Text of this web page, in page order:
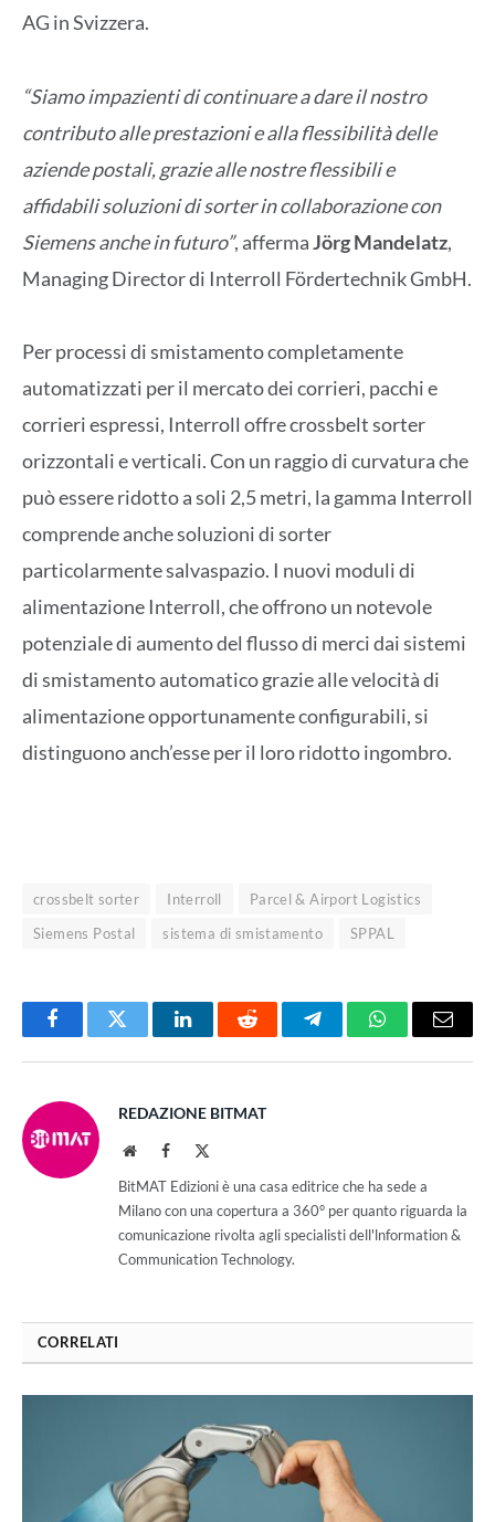
AG in Svizzera.
“Siamo impazienti di continuare a dare il nostro
contributo alle prestazioni e alla flessibilità delle
aziende postali, grazie alle nostre flessibili e
affidabili soluzioni di sorter in collaborazione con
Siemens anche in futuro”, affermaJörg Mandelatz,
Managing Director di Interroll Fördertechnik GmbH.
Per processi di smistamento completamente
automatizzati per il mercato dei corrieri, pacchi e
corrieri espressi, Interroll offre crossbelt sorter
orizzontali e verticali. Con un raggio di curvatura che
può essere ridotto a soli 2,5 metri, la gamma Interroll
comprende anche soluzioni di sorter
particolarmente salvaspazio. I nuovi moduli di
alimentazione Interroll, che offrono un notevole
potenziale di aumento del flusso di merci dai sistemi
di smistamento automatico grazie alle velocità di
alimentazione opportunamente configurabili, si
distinguono anch’esse per il loro ridotto ingombro.
crossbelt sorter Interroll
Parcel & Airport Logistics
Siemens Postal
sistema di smistamento SPPAL
FacebookTwitter LinkedInReddit TelegramWhatsAppEmail
REDAZIONE BITMAT
WebsiteFacebook
BitMAT Edizioni è una casa editrice che ha sede a
Milano con una copertura a 360° per quanto riguarda la
comunicazione rivolta agli specialisti dell'lnformation &
Communication Technology.
CORRELATI